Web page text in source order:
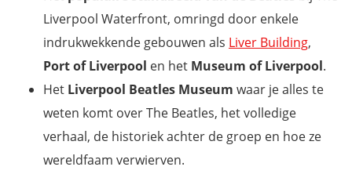
Liverpool Waterfront, omringd door enkele
indrukwekkende gebouwen als Liver Building,
Port of Liverpool en het Museum of Liverpool.
Het Liverpool Beatles Museum waar je alles te
weten komt over The Beatles, het volledige
verhaal, de historiek achter de groep en hoe ze
wereldfaam verwierven.